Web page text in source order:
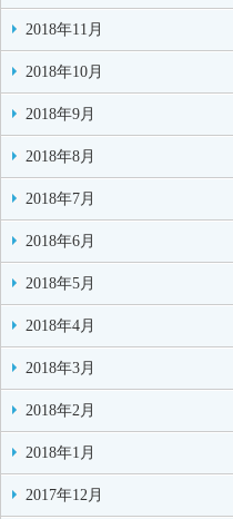
2018年11月
2018年10月
2018年9月
2018年8月
2018年7月
2018年6月
2018年5月
2018年4月
2018年3月
2018年2月
2018年1月
2017年12月